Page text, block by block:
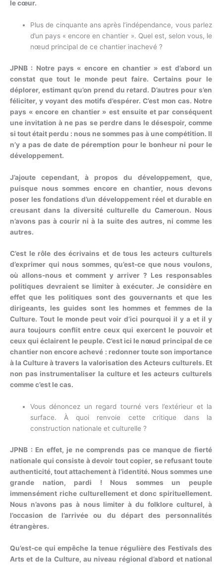
le cœur.
Plus de cinquante ans après l’indépendance, vous parlez
d’un pays « encore en chantier ». Quel est, selon vous, le
nœud principal de ce chantier inachevé ?
JPNB : Notre pays « encore en chantier » est d’abord un
constat que tout le monde peut faire. Certains pour le
déplorer, estimant qu’on prend du retard. D’autres pour s’en
féliciter, y voyant des motifs d’espérer. C’est mon cas. Notre
pays « encore en chantier » est ensuite et par conséquent
une invitation à ne pas se perdre dans le désespoir, comme
si tout était perdu : nous ne sommes pas à une compétition. Il
n’y a pas de date de péremption pour le bonheur ni pour le
développement.
J’ajoute cependant, à propos du développement, que,
puisque nous sommes encore en chantier, nous devons
poser les fondations d’un développement réel et durable en
creusant dans la diversité culturelle du Cameroun. Nous
n’avons pas à courir ni à la suite des autres, ni comme les
autres.
C’est le rôle des écrivains et de tous les acteurs culturels
d’exprimer qui nous sommes, qu’est-ce que nous voulons,
où allons-nous et comment y arriver ? Les responsables
politiques devraient se limiter à exécuter. Je considère en
effet que les politiques sont des gouvernants et que les
dirigeants, les guides sont les hommes et femmes de la
Culture. Tout le monde peut voir d’ici pourquoi il y a et il y
aura toujours conflit entre ceux qui exercent le pouvoir et
ceux qui éclairent le peuple. C’est ici le nœud principal de ce
chantier non encore achevé : redonner toute son importance
à la Culture à travers la valorisation des Acteurs culturels. Et
non pas instrumentaliser la culture et les acteurs culturels
comme c’est le cas.
Vous dénoncez un regard tourné vers l’extérieur et la
surface. À quoi renvoie cette critique dans la
construction nationale et culturelle ?
JPNB : En effet, je ne comprends pas ce manque de fierté
nationale qui consiste à devoir tout copier, se refusant toute
authenticité, tout attachement à l’identité. Nous sommes une
grande nation, pardi ! Nous sommes un peuple
immensément riche culturellement et donc spirituellement.
Nous n’avons pas à nous limiter à du folklore culturel, à
l’occasion de l’arrivée ou du départ des personnalités
étrangères.
Qu’est-ce qui empêche la tenue régulière des Festivals des
Arts et de la Culture, au niveau régional d’abord et national